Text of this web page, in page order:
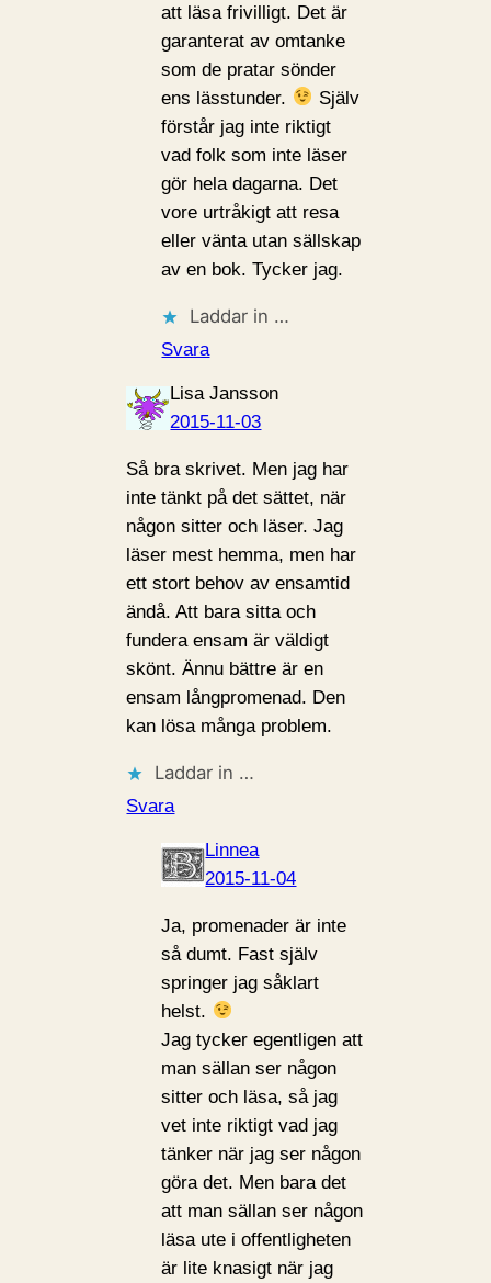
att läsa frivilligt. Det är
garanterat av omtanke
som de pratar sönder
ens lässtunder.
Själv
förstår jag inte riktigt
vad folk som inte läser
gör hela dagarna. Det
vore urtråkigt att resa
eller vänta utan sällskap
av en bok. Tycker jag.
Laddar in …
Svara
Lisa Jansson
2015-11-03
Så bra skrivet. Men jag har
inte tänkt på det sättet, när
någon sitter och läser. Jag
läser mest hemma, men har
ett stort behov av ensamtid
ändå. Att bara sitta och
fundera ensam är väldigt
skönt. Ännu bättre är en
ensam långpromenad. Den
kan lösa många problem.
Laddar in …
Svara
Linnea
2015-11-04
Ja, promenader är inte
så dumt. Fast själv
springer jag såklart
helst.
Jag tycker egentligen att
man sällan ser någon
sitter och läsa, så jag
vet inte riktigt vad jag
tänker när jag ser någon
göra det. Men bara det
att man sällan ser någon
läsa ute i offentligheten
är lite knasigt när jag